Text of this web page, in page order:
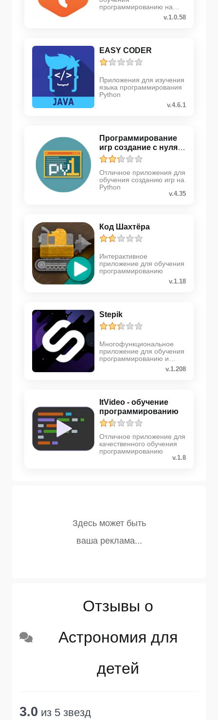
программированию на
v.1.0.58
EASY CODER
Приложения для изучения
языка программирования
Python
v.4.6.1
Программирование
игр создание с нуля
Pyt...
Отличное приложения для
обучения созданию игр на
Python
v.4.35
Код Шахтёра
Интерактивное
приложение для обучения
программированию
v.1.18
Stepik
Многофункциональное
приложение для обучения
программированию и
различным естественным
v.1.208
ItVideo - обучение
программированию
Отличное приложение для
качественного обучения
программированию
v.1.8
Отзывы о
Астрономия для
детей
3.0 из 5 звезд